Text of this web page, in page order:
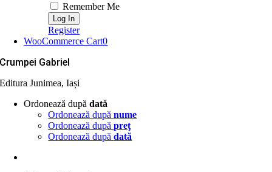
Remember Me
Register
WooCommerce Cart0
Crumpei Gabriel
Editura Junimea, Iași
Ordonează dupădată
Ordonează dupănume
Ordonează dupăpreţ
Ordonează dupădată